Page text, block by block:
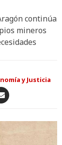
continúa
mineros
y Justicia